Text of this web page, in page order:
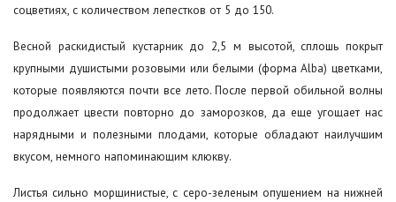
соцветиях, с количеством лепестков от 5 до 150.
Весной раскидистый кустарник до 2,5 м высотой, сплошь покрыт
крупными душистыми розовыми или белыми (форма Alba) цветками,
которые появляются почти все лето. После первой обильной волны
продолжает цвести повторно до заморозков, да еще угощает нас
нарядными и полезными плодами, которые обладают наилучшим
вкусом, немного напоминающим клюкву.
Листья сильно морщинистые, с серо-зеленым опушением на нижней